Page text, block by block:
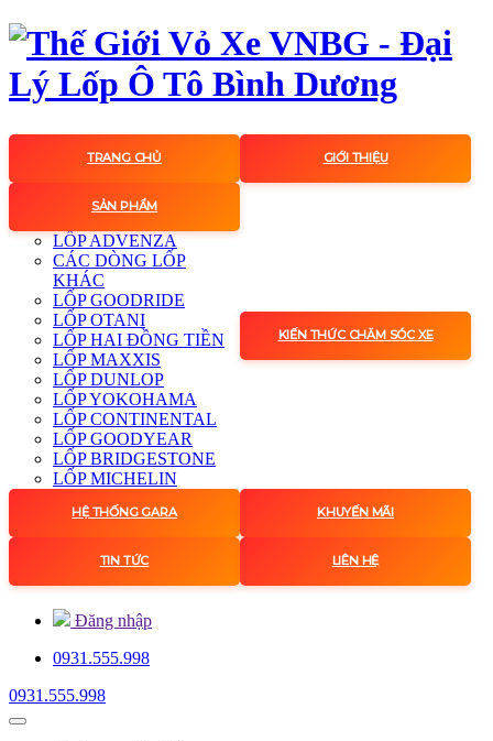
TRANG CHỦ GIỚI THIỆU
SẢN PHẨM
LỐP ADVENZA
CÁC DÒNG LỐP
KHÁC
LỐP GOODRIDE
LỐP OTANI
LỐP HAI ĐỒNG TIỀN
LỐP MAXXIS
LỐP DUNLOP
LỐP YOKOHAMA
LỐP CONTINENTAL
LỐP GOODYEAR
LỐP BRIDGESTONE
LỐP MICHELIN
KIẾN THỨC CHĂM SÓC XE
HỆ THỐNG GARA KHUYẾN MÃI
TIN TỨC LIÊN HỆ
Đăng nhập
0931.555.998
0931.555.998